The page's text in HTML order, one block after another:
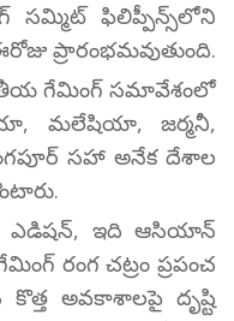
సమ్మిట్ ఫిలిప్పీన్స్‌లోని
ప్రారంభమవుతుంది.
గేమింగ్ సమావేశంలో
మలేషియా, జర్మనీ,
సహా అనేక దేశాల
ఎడిషన్, ఇది ఆసియాన్
రంగ చట్రం ప్రపంచ
అవకాశాలపై దృష్టి